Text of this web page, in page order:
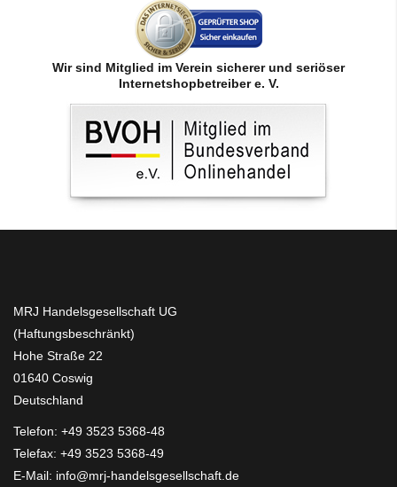
Wir sind Mitglied im Verein sicherer und seriöser
Internetshopbetreiber e. V.
MRJ Handelsgesellschaft UG
(Haftungsbeschränkt)
Hohe Straße 22
01640 Coswig
Deutschland
Telefon: +49 3523 5368-48
Telefax: +49 3523 5368-49
E-Mail: info@mrj-handelsgesellschaft.de